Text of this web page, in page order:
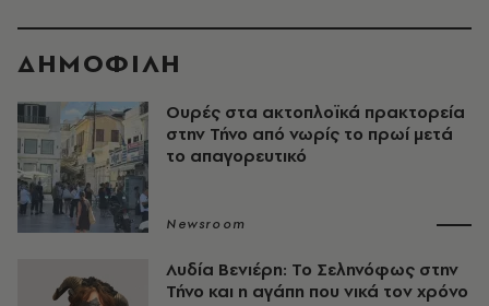
ΔΗΜΟΦΙΛΗ
Ουρές στα ακτοπλοϊκά πρακτορεία
στην Τήνο από νωρίς το πρωί μετά
το απαγορευτικό
Newsroom
Λυδία Βενιέρη: Το Σεληνόφως στην
Τήνο και η αγάπη που νικά τον χρόνο